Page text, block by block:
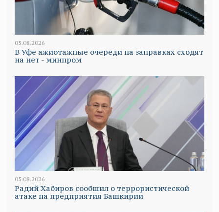
05.08.2026
В Уфе ажиотажные очереди на заправках сходят
на нет - минпром
05.08.2026
Радий Хабиров сообщил о террористической
атаке на предприятия Башкирии